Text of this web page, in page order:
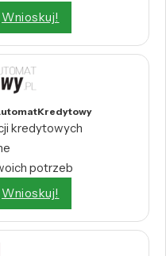
Wnioskuj!
kredytowych
potrzeb
Wnioskuj!